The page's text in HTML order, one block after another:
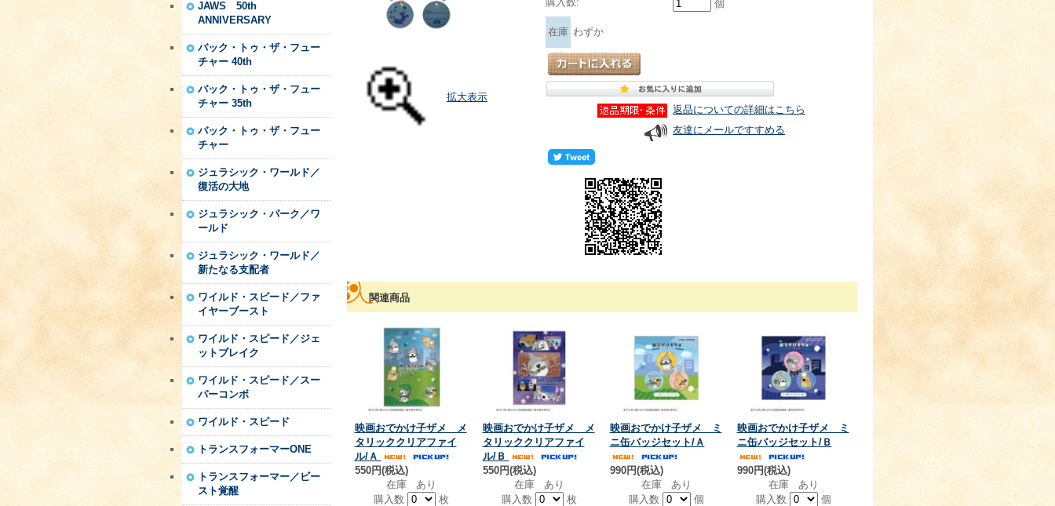
JAWS 50th
ANNIVERSARY
バック・トゥ・ザ・フュー
チャー 40th
バック・トゥ・ザ・フュー
チャー 35th
バック・トゥ・ザ・フュー
チャー
ジュラシック・ワールド／
復活の大地
ジュラシック・パーク／ワ
ールド
ジュラシック・ワールド／
新たなる支配者
ワイルド・スピード／ファ
イヤーブースト
ワイルド・スピード／ジェ
ットブレイク
ワイルド・スピード／スー
パーコンボ
ワイルド・スピード
トランスフォーマーONE
トランスフォーマー／ビー
スト覚醒
拡大表示
個
在庫 わずか
返品についての詳細はこちら
友達にメールですすめる
関連商品
映画おでかけ子ザメ メ
タリッククリアファイ
ル/Ａ
550円(税込)
在庫 あり
購入数
枚
映画おでかけ子ザメ メ
タリッククリアファイ
ル/Ｂ
550円(税込)
在庫 あり
購入数
枚
映画おでかけ子ザメ ミ
ニ缶バッジセット/Ａ
990円(税込)
在庫 あり
購入数
個
映画おでかけ子ザメ ミ
ニ缶バッジセット/Ｂ
990円(税込)
在庫 あり
購入数
個